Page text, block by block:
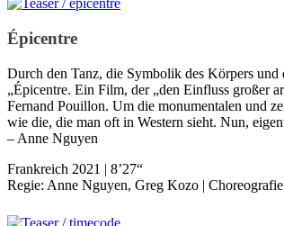
Épicentre
Durch den Tanz, die Symbolik des Körpers
„Épicentre. Ein Film, der „den Einfluss großer
Fernand Pouillon. Um die monumentalen und
wie die, die man oft in Western sieht. Nun,
– Anne Nguyen
Frankreich 2021 | 8’27“
Regie: Anne Nguyen, Greg Kozo |